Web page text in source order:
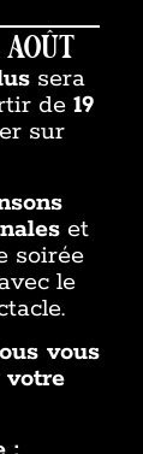
août
sera
de19
sur
et
soirée
le
vous
votre